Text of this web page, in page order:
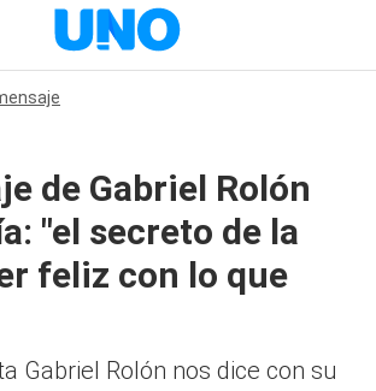
de Gabriel Rolón
"el secreto de la
feliz con lo que
Gabriel Rolón nos dice con su